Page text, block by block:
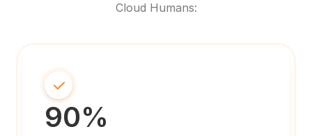
Cloud Humans:
90%